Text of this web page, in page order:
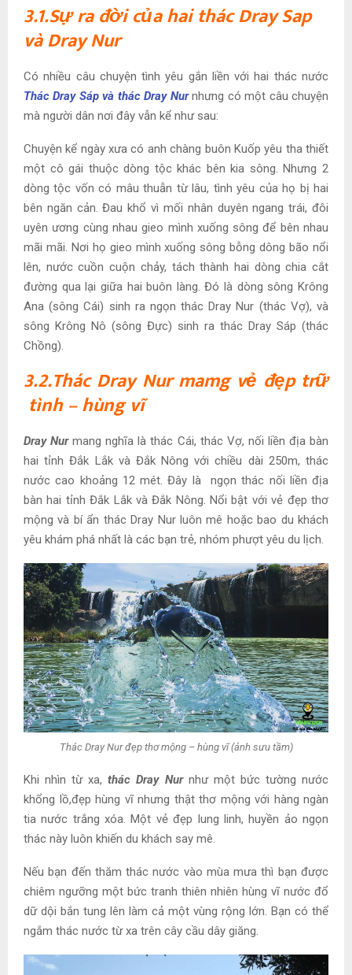
3.1.Sự ra đời của hai thác Dray Sap
và Dray Nur
Có nhiều câu chuyện tình yêu gắn liền với hai thác nước
Thác Dray Sáp và thác Dray Nurnhưng có một câu chuyện
mà người dân nơi đây vẫn kể như sau:
Chuyện kể ngày xưa có anh chàng buôn Kuốp yêu tha thiết
một cô gái thuộc dòng tộc khác bên kia sông. Nhưng 2
dòng tộc vốn có mâu thuẫn từ lâu, tình yêu của họ bị hai
bên ngăn cản. Đau khổ vì mối nhân duyên ngang trái, đôi
uyên ương cùng nhau gieo mình xuống sông để bên nhau
mãi mãi. Nơi họ gieo mình xuống sông bỗng dông bão nổi
lên, nước cuồn cuộn chảy, tách thành hai dòng chia cắt
đường qua lại giữa hai buôn làng. Đó là dòng sông Krông
Ana (sông Cái) sinh ra ngọn thác Dray Nur (thác Vợ), và
sông Krông Nô (sông Đực) sinh ra thác Dray Sáp (thác
Chồng).
3.2.Thác Dray Nur mamg vẻ đẹp trữ
tình – hùng vĩ
Dray Nurmang nghĩa là thác Cái, thác Vợ, nối liền địa bàn
hai tỉnh Đắk Lắk và Đắk Nông với chiều dài 250m, thác
nước cao khoảng 12 mét. Đây là ngọn thác nối liền địa
bàn hai tỉnh Đắk Lắk và Đắk Nông. Nổi bật với vẻ đẹp thơ
mộng và bí ẩn thác Dray Nur luôn mê hoặc bao du khách
yêu khám phá nhất là các bạn trẻ, nhóm phượt yêu du lịch.
Thác Dray Nur đẹp thơ mộng – hùng vĩ (ảnh sưu tầm)
Khi nhìn từ xa,thác Dray Nurnhư một bức tường nước
khổng lồ,đẹp hùng vĩ nhưng thật thơ mộng với hàng ngàn
tia nước trắng xóa. Một vẻ đẹp lung linh, huyền ảo ngọn
thác này luôn khiến du khách say mê.
Nếu bạn đến thăm thác nước vào mùa mưa thì bạn được
chiêm ngưỡng một bức tranh thiên nhiên hùng vĩ nước đổ
dữ dội bắn tung lên làm cả một vùng rộng lớn. Bạn có thể
ngắm thác nước từ xa trên cây cầu dây giăng.